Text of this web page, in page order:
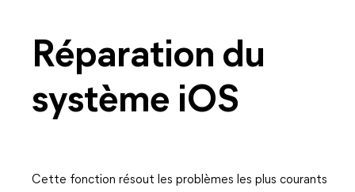
Réparation du
système iOS
Cette fonction résout les problèmes les plus courants